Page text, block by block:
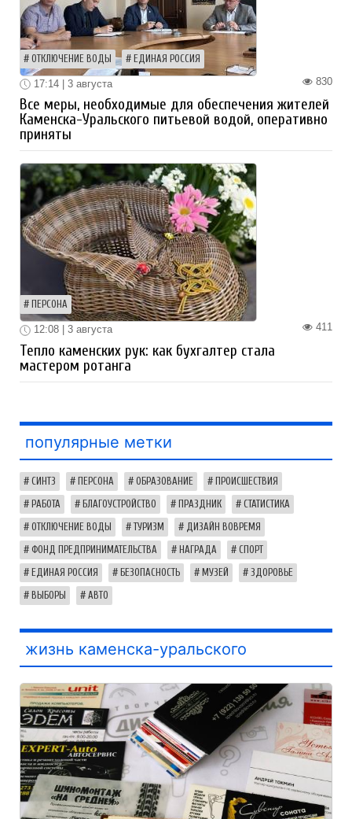
ОТКЛЮЧЕНИЕ ВОДЫ ЕДИНАЯ РОССИЯ
830
17:14 | 3 августа
Все меры, необходимые для обеспечения жителей
Каменска-Уральского питьевой водой, оперативно
приняты
ПЕРСОНА
411
12:08 | 3 августа
Тепло каменских рук: как бухгалтер стала
мастером ротанга
популярные метки
СИНТЗ ПЕРСОНА ОБРАЗОВАНИЕ ПРОИСШЕСТВИЯ
РАБОТА БЛАГОУСТРОЙСТВО ПРАЗДНИК СТАТИСТИКА
ОТКЛЮЧЕНИЕ ВОДЫ ТУРИЗМ ДИЗАЙН ВОВРЕМЯ
ФОНД ПРЕДПРИНИМАТЕЛЬСТВА НАГРАДА СПОРТ
ЕДИНАЯ РОССИЯ БЕЗОПАСНОСТЬ МУЗЕЙ ЗДОРОВЬЕ
ВЫБОРЫ АВТО
жизнь каменска-уральского